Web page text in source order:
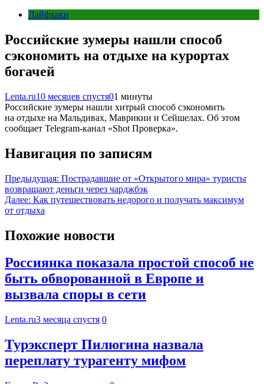
Лайфхаки
Российские зумеры нашли способ
сэкономить на отдыхе на курортах
богачей
Lenta.ru10 месяцев спустя01 минуты
Российские зумеры нашли хитрый способ сэкономить
на отдыхе на Мальдивах, Маврикии и Сейшелах. Об этом
сообщает Telegram-канал «Shot Проверка».
Навигация по записям
Предыдущая: Пострадавшие от «Открытого мира» туристы
возвращают деньги через чарджбэк
Далее: Как путешествовать недорого и получать максимум
от отдыха
Похожие новости
Россиянка показала простой способ не
быть обворованной в Европе и
вызвала споры в сети
Lenta.ru3 месяца спустя 0
Турэксперт Пилюгина назвала
переплату турагенту мифом